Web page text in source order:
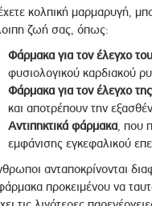
κολπική μαρμαρυγή,
ζωή σας, όπως:
Φάρμακα για τον έλεγχο
φυσιολογικού καρδιακού
Φάρμακα για τον έλεγχο
και αποτρέπουν την
Αντιπηκτικά φάρμακα, που
εμφάνισης εγκεφαλικού
ανταποκρίνονται
προκειμένου να